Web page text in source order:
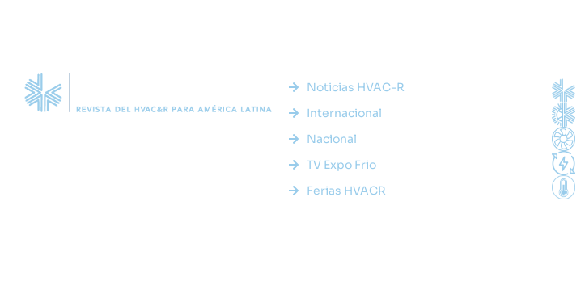
Noticias HVAC-R
Internacional
Nacional
TV Expo Frio
Ferias HVACR